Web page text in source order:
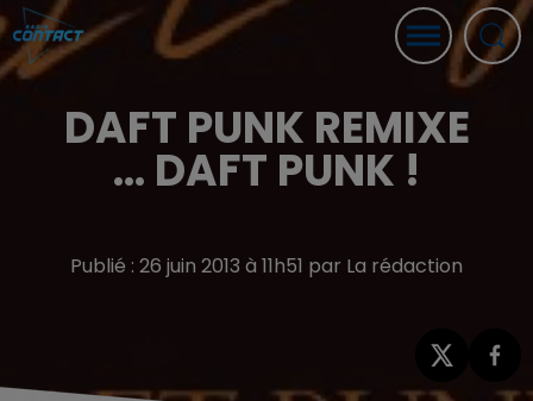
DAFT PUNK REMIXE
... DAFT PUNK !
Publié : 26 juin 2013 à 11h51 par La rédaction